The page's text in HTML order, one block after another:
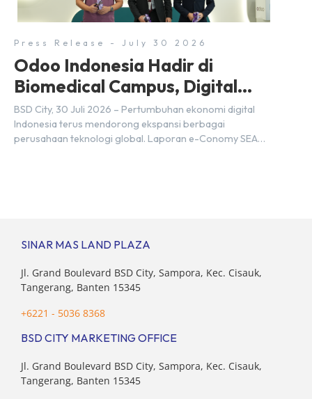
Kebutuhan tersebut menjadikan pengembangan sumber
daya […]
Press Release - July 30 2026
Odoo Indonesia Hadir di
Biomedical Campus, Digital
Hub, BSD City
BSD City, 30 Juli 2026 – Pertumbuhan ekonomi digital
Indonesia terus mendorong ekspansi berbagai
perusahaan teknologi global. Laporan e-Conomy SEA
SINAR MAS LAND PLAZA
Jl. Grand Boulevard BSD City, Sampora, Kec. Cisauk,
Tangerang, Banten 15345
+6221 - 5036 8368
BSD CITY MARKETING OFFICE
Jl. Grand Boulevard BSD City, Sampora, Kec. Cisauk,
Tangerang, Banten 15345